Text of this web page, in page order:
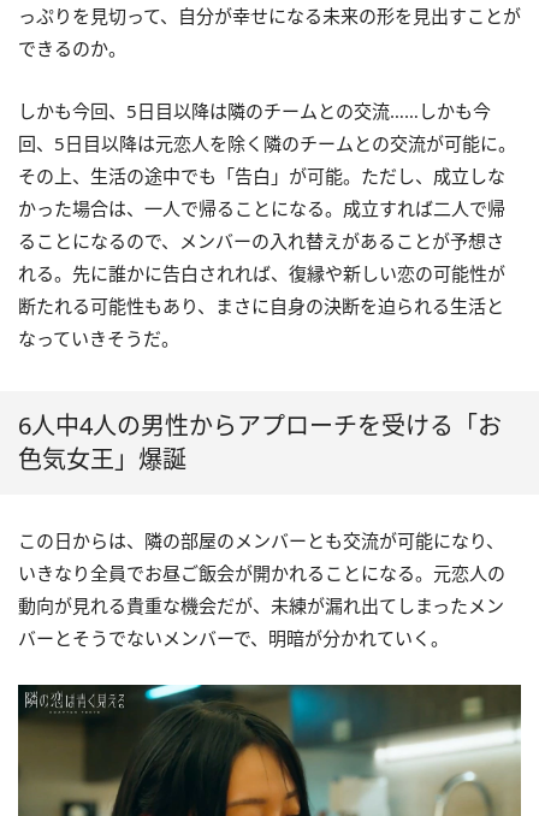
っぷりを見切って、自分が幸せになる未来の形を見出すことが
できるのか。
しかも今回、5日目以降は隣のチームとの交流……しかも今
回、5日目以降は元恋人を除く隣のチームとの交流が可能に。
その上、生活の途中でも「告白」が可能。ただし、成立しな
かった場合は、一人で帰ることになる。成立すれば二人で帰
ることになるので、メンバーの入れ替えがあることが予想さ
れる。先に誰かに告白されれば、復縁や新しい恋の可能性が
断たれる可能性もあり、まさに自身の決断を迫られる生活と
なっていきそうだ。
6人中4人の男性からアプローチを受ける「お
色気女王」爆誕
この日からは、隣の部屋のメンバーとも交流が可能になり、
いきなり全員でお昼ご飯会が開かれることになる。元恋人の
動向が見れる貴重な機会だが、未練が漏れ出てしまったメン
バーとそうでないメンバーで、明暗が分かれていく。